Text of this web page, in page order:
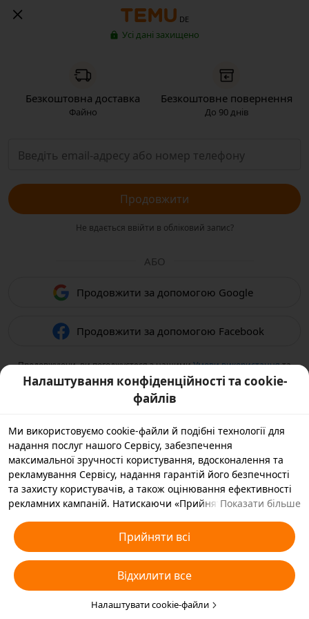
DE
Усі дані захищено
Безкоштовна доставка
Файно
Безкоштовне повернення
До 90 днів
Продовжити
Не вдається ввійти в обліковий запис?
АБО
Продовжити за допомогою Google
Продовжити за допомогою Facebook
Продовжуючи, ви погоджуєтеся з нашимиУмови використаннята
підтверджуєте, що прочитали нашуПолітикою конфіденційності
Налаштування конфіденційності та cookie-
файлів
Ми використовуємо cookie-файли й подібні технології для
надання послуг нашого Сервісу, забезпечення
максимальної зручності користування, вдосконалення та
рекламування Сервісу, надання гарантій його безпечності
та захисту користувачів, а також оцінювання ефективності
рекламних кампаній. Натискаючи «Прийняти всі», ви
cookie-файли й подібні технології на вашому пристрої,
зібрані в рекламних цілях. Ви також можете вибрати
варіант «Відхилити всі» для необов’язкових cookie-файлів
або вказати, які типи cookie-файлів ви згодні прийняти, а які
бажаєте заблокувати, натиснувши «Налаштувати cookie-
файли» нижче на цій сторінці або зайшовши в розділ
Показати більше
Прийняти всі
Відхилити все
Налаштувати cookie-файли